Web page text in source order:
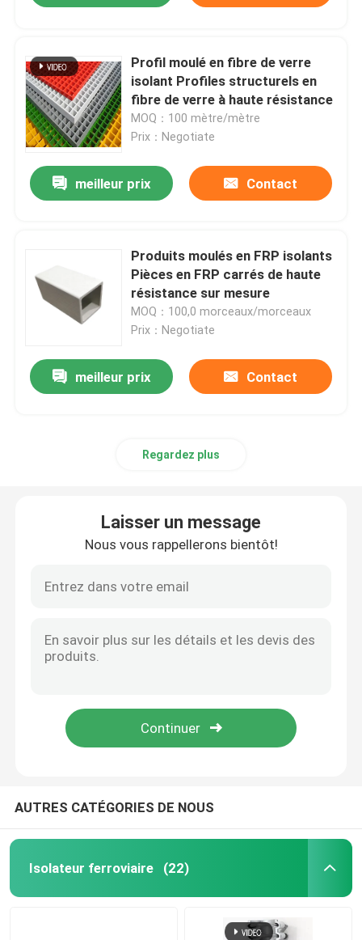
Profil moulé en fibre de verre
isolant Profiles structurels en
fibre de verre à haute résistance
MOQ：100 mètre/mètre
Prix：Negotiate
meilleur prix Contact
Produits moulés en FRP isolants
Pièces en FRP carrés de haute
résistance sur mesure
MOQ：100,0 morceaux/morceaux
Prix：Negotiate
meilleur prix Contact
Regardez plus
Laisser un message
Nous vous rappellerons bientôt!
AUTRES CATÉGORIES DE NOUS
Isolateur ferroviaire (22)